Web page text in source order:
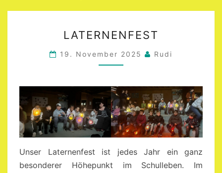
LATERNENFEST
19. November 2025 Rudi
Unser Laternenfest ist jedes Jahr ein ganz
besonderer Höhepunkt im Schulleben. Im